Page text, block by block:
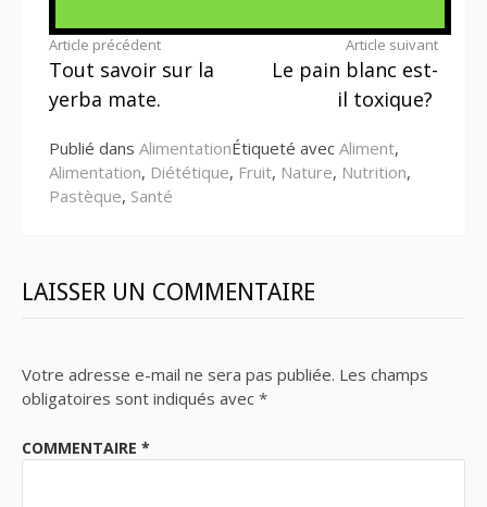
Lire
la
Article précédent
Tout savoir sur la
yerba mate.
Article suivant
Le pain blanc est-
il toxique?
Publié dans AlimentationÉtiqueté avec Aliment,
Alimentation, Diététique, Fruit, Nature, Nutrition,
Pastèque, Santé
LAISSER UN COMMENTAIRE
Votre adresse e-mail ne sera pas publiée. Les champs
obligatoires sont indiqués avec *
COMMENTAIRE *